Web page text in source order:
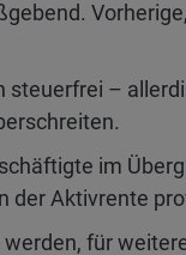
steuerfrei –
im
der Aktivrente
für